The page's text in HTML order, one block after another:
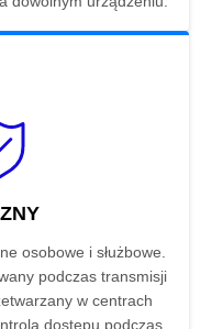
osobowe i służbowe.
podczas transmisji
w centrach
dostępu podczas